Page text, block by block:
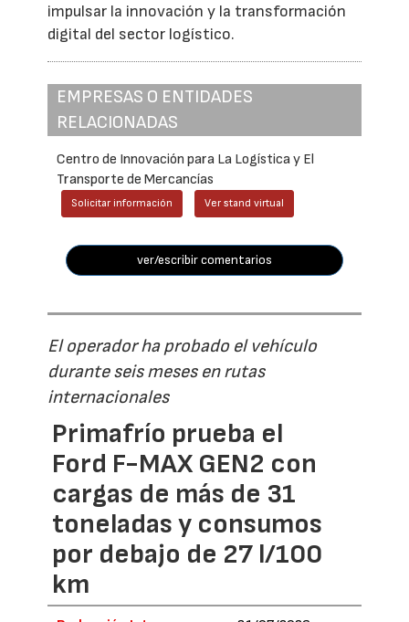
impulsar la innovación y la transformación
digital del sector logístico.
EMPRESAS O ENTIDADES
RELACIONADAS
Centro de Innovación para La Logística y El
Transporte de Mercancías
Solicitar información Ver stand virtual
ver/escribir comentarios
El operador ha probado el vehículo
durante seis meses en rutas
internacionales
Primafrío prueba el
Ford F-MAX GEN2 con
cargas de más de 31
toneladas y consumos
por debajo de 27 l/100
km